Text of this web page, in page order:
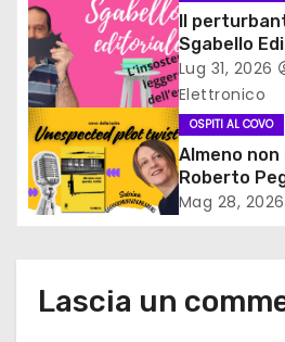
a
r
t
i
c
Il
Sgabello
Lug 31, 2026
Elettronico
OSPITI AL COVO
Almeno
Roberto
plot twist
Mag 28, 2026
Lascia un